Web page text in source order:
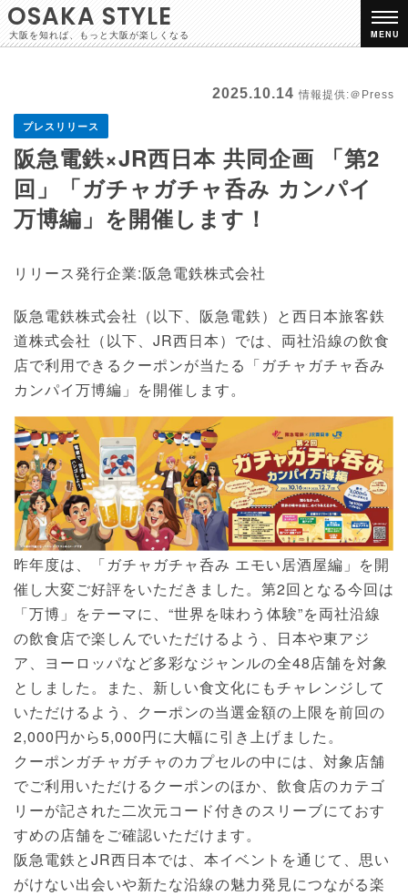
OSAKA STYLE
大阪を知れば、もっと大阪が楽しくなる MENU
2025.10.14 情報提供:＠Press
プレスリリース
阪急電鉄×JR西日本 共同企画 「第2
回」「ガチャガチャ呑み カンパイ
万博編」を開催します！
リリース発行企業:阪急電鉄株式会社
阪急電鉄株式会社（以下、阪急電鉄）と西日本旅客鉄
道株式会社（以下、JR西日本）では、両社沿線の飲食
店で利用できるクーポンが当たる「ガチャガチャ呑み
カンパイ万博編」を開催します。
昨年度は、「ガチャガチャ呑み エモい居酒屋編」を開
催し大変ご好評をいただきました。第2回となる今回は
「万博」をテーマに、“世界を味わう体験”を両社沿線
の飲食店で楽しんでいただけるよう、日本や東アジ
ア、ヨーロッパなど多彩なジャンルの全48店舗を対象
としました。また、新しい食文化にもチャレンジして
いただけるよう、クーポンの当選金額の上限を前回の
2,000円から5,000円に大幅に引き上げました。
クーポンガチャガチャのカプセルの中には、対象店舗
でご利用いただけるクーポンのほか、飲食店のカテゴ
リーが記された二次元コード付きのスリーブにておす
すめの店舗をご確認いただけます。
阪急電鉄とJR西日本では、本イベントを通じて、思い
がけない出会いや新たな沿線の魅力発見につながる楽